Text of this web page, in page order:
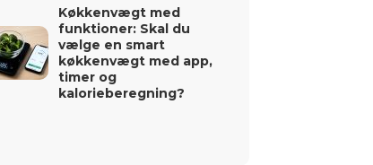
Køkkenvægt med
funktioner: Skal du
vælge en smart
køkkenvægt med app,
timer og
kalorieberegning?